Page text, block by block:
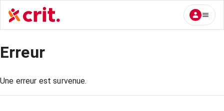
Erreur
Une erreur est survenue.